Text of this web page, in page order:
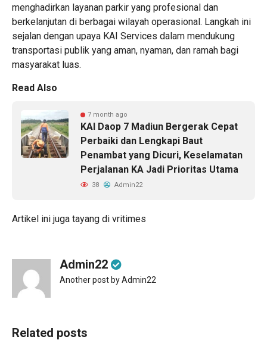
menghadirkan layanan parkir yang profesional dan
berkelanjutan di berbagai wilayah operasional. Langkah ini
sejalan dengan upaya KAI Services dalam mendukung
transportasi publik yang aman, nyaman, dan ramah bagi
masyarakat luas.
Read Also
7 month ago
KAI Daop 7 Madiun Bergerak Cepat
Perbaiki dan Lengkapi Baut
Penambat yang Dicuri, Keselamatan
Perjalanan KA Jadi Prioritas Utama
38 Admin22
Artikel ini juga tayang di vritimes
Admin22
Another post by Admin22
Related posts